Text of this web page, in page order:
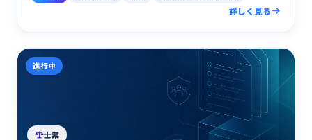
詳しく見る
進行中
士業